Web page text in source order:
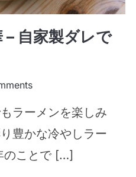
– 自家製ダレで
ラーメンを楽しみ
豊かな冷やしラー
のことで […]